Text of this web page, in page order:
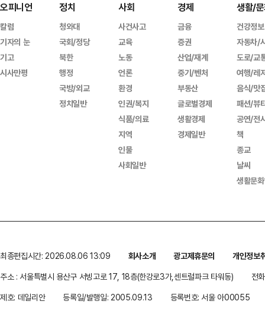
오피니언
칼럼
기자의 눈
기고
시사만평
정치
청와대
국회/정당
북한
행정
국방/외교
정치일반
사회
사건사고
교육
노동
언론
환경
인권/복지
식품/의료
지역
인물
사회일반
경제
금융
증권
산업/재계
중기/벤처
부동산
글로벌경제
생활경제
경제일반
생활/
건강정보
자동차/
도로/교
여행/레
음식/맛
패션/뷰
공연/전
책
종교
날씨
생활문
최종편집시간: 2026.08.06 13:09 회사소개 광고제휴문의
개인정보
주소 : 서울특별시 용산구 서빙고로 17, 18층(한강로3가,센트럴파크 타워동)
전
제호: 데일리안
등록일/발행일: 2005.09.13 등록번호: 서울 아00055